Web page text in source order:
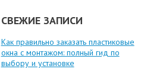
СВЕЖИЕ ЗАПИСИ
Как правильно заказать пластиковые
окна с монтажом: полный гид по
выбору и установке